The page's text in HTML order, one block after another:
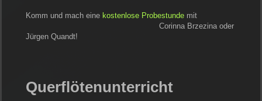
Komm und mach eine kostenlose Probestunde mit
Corinna Brzezina oder
Jürgen Quandt!
Querflötenunterricht